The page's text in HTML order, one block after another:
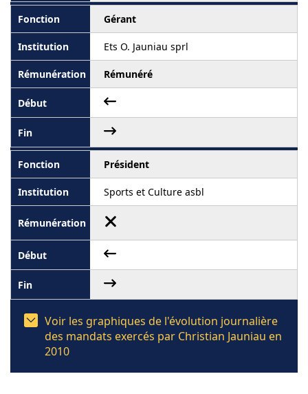
Gérant
Ets O. Jauniau sprl
Rémunéré
Président
Sports et Culture asbl
Voir les graphiques de l'évolution journalière
des mandats exercés par Christian Jauniau en
2010